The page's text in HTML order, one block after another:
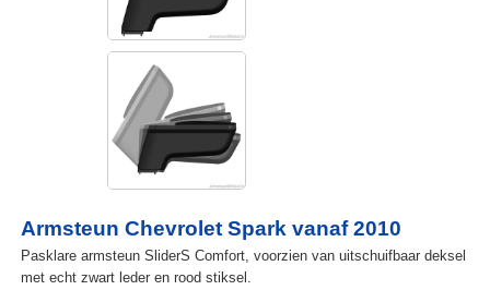
Armsteun Chevrolet Spark vanaf 2010
Pasklare armsteun SliderS Comfort, voorzien van uitschuifbaar deksel
met echt zwart leder en rood stiksel.